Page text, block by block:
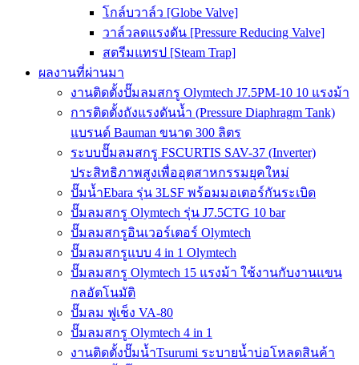
โกล์บวาล์ว [Globe Valve]
วาล์วลดแรงดัน [Pressure Reducing Valve]
สตรีมแทรป [Steam Trap]
ผลงานที่ผ่านมา
งานติดตั้งปั๊มลมสกรู Olymtech J7.5PM-10 10 แรงม้า
การติดตั้งถังแรงดันน้ำ (Pressure Diaphragm Tank)
แบรนด์ Bauman ขนาด 300 ลิตร
ระบบปั๊มลมสกรู FSCURTIS SAV-37 (Inverter)
ประสิทธิภาพสูงเพื่ออุตสาหกรรมยุคใหม่
ปั๊มน้ำEbara รุ่น 3LSF พร้อมมอเตอร์กันระเบิด
ปั๊มลมสกรู Olymtech รุ่น J7.5CTG 10 bar
ปั๊มลมสกรูอินเวอร์เตอร์ Olymtech
ปั๊มลมสกรูแบบ 4 in 1 Olymtech
ปั๊มลมสกรู Olymtech 15 แรงม้า ใช้งานกับงานแขน
กลอัตโนมัติ
ปั๊มลม ฟูเช็ง VA-80
ปั๊มลมสกรู Olymtech 4 in 1
งานติดตั้งปั๊มน้ำTsurumi ระบายน้ำบ่อโหลดสินค้า